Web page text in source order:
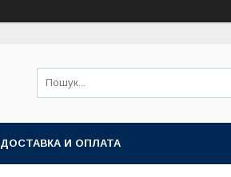
ДОСТАВКА И ОПЛАТА